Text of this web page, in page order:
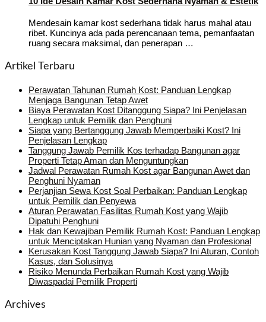
Mendesain kamar kost sederhana tidak harus mahal atau
ribet. Kuncinya ada pada perencanaan tema, pemanfaatan
ruang secara maksimal, dan penerapan …
Artikel Terbaru
Perawatan Tahunan Rumah Kost: Panduan Lengkap
Menjaga Bangunan Tetap Awet
Biaya Perawatan Kost Ditanggung Siapa? Ini Penjelasan
Lengkap untuk Pemilik dan Penghuni
Siapa yang Bertanggung Jawab Memperbaiki Kost? Ini
Penjelasan Lengkap
Tanggung Jawab Pemilik Kos terhadap Bangunan agar
Properti Tetap Aman dan Menguntungkan
Jadwal Perawatan Rumah Kost agar Bangunan Awet dan
Penghuni Nyaman
Perjanjian Sewa Kost Soal Perbaikan: Panduan Lengkap
untuk Pemilik dan Penyewa
Aturan Perawatan Fasilitas Rumah Kost yang Wajib
Dipatuhi Penghuni
Hak dan Kewajiban Pemilik Rumah Kost: Panduan Lengkap
untuk Menciptakan Hunian yang Nyaman dan Profesional
Kerusakan Kost Tanggung Jawab Siapa? Ini Aturan, Contoh
Kasus, dan Solusinya
Risiko Menunda Perbaikan Rumah Kost yang Wajib
Diwaspadai Pemilik Properti
Archives